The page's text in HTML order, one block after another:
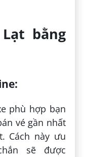
bằng
phù hợp bạn
vé gần nhất
Cách này ưu
sẽ được